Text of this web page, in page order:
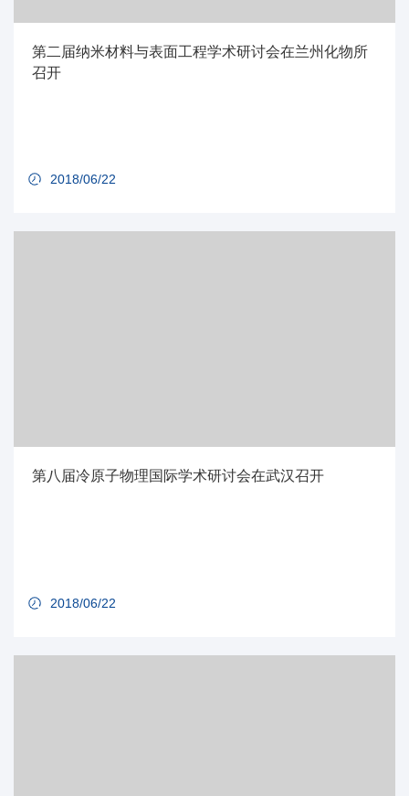
第二届纳米材料与表面工程学术研讨会在兰州化物所
召开
2018/06/22
第八届冷原子物理国际学术研讨会在武汉召开
2018/06/22